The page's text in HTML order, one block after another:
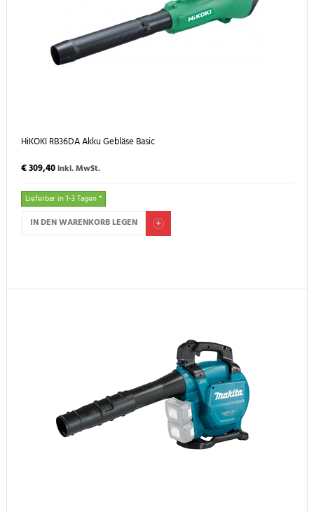
HiKOKI RB36DA Akku Gebläse Basic
€ 309,40inkl. MwSt.
Lieferbar in 1-3 Tagen *
IN DEN WARENKORB LEGEN